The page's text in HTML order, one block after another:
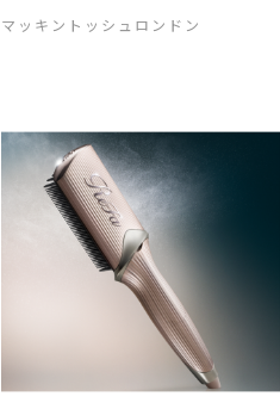
マッキントッシュロンドン